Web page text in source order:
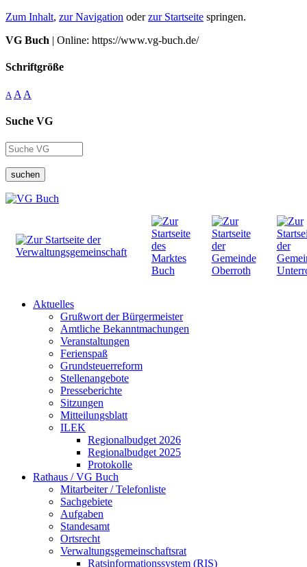
Zum Inhalt, zur Navigation oderzur Startseite springen.
VG Buch | Online: https://www.vg-buch.de/
Schriftgröße
A A A
Suche VG
suchen
Aktuelles
Grußwort der Bürgermeister
Amtliche Bekanntmachungen
Veranstaltungen
Ferienspaß
Grundsteuerreform
Stellenangebote
Presseberichte
Sitzungen
Mitteilungsblatt
ILEK
Regionalbudget 2026
Regionalbudget 2025
Protokolle
Rathaus / VG Buch
Mitarbeiter / Telefonliste
Sachgebiete
Aufgaben
Standesamt
Ortsrecht
Verwaltungsgemeinschaftsrat
Ratsinformationssystem (RIS)